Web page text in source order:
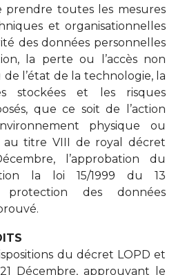
toutes les mesures
et organisationnelles
des données personnelles
la perte ou l’accès non
l’état de la technologie, la
stockées et les risques
que ce soit de l’action
physique ou
titre VIII de royal décret
l’approbation du
la loi 15/1999 du 13
des données
du décret LOPD et
Décembre, approuvant le